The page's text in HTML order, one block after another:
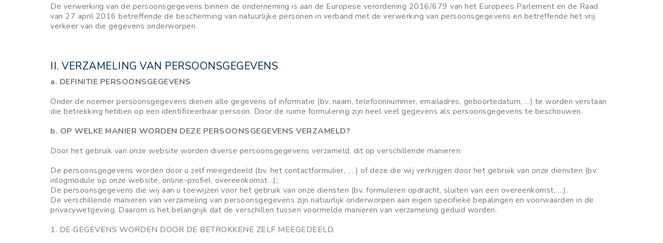
De verwerking van de persoonsgegevens binnen de onderneming is aan de Europese verordening 2016/679 van het Europees Parlement en de Raad
van 27 april 2016 betreffende de bescherming van natuurlijke personen in verband met de verwerking van persoonsgegevens en betreffende het vrij
verkeer van die gegevens onderworpen.
II. VERZAMELING VAN PERSOONSGEGEVENS
a. DEFINITIE PERSOONSGEGEVENS
Onder de noemer persoonsgegevens dienen alle gegevens of informatie (bv. naam, telefoonnummer, emailadres, geboortedatum, …) te worden verstaan
die betrekking hebben op een identificeerbaar persoon. Door de ruime formulering zijn heel veel gegevens als persoonsgegevens te beschouwen.
b. OP WELKE MANIER WORDEN DEZE PERSOONSGEGEVENS VERZAMELD?
Door het gebruik van onze website worden diverse persoonsgegevens verzameld, dit op verschillende manieren:
De persoonsgegevens worden door u zelf meegedeeld (bv. het contactformulier, … ) of deze die wij verkrijgen door het gebruik van onze diensten (bv.
inlogmodule op onze website, online-profiel, overeenkomst…);
De persoonsgegevens die wij aan u toewijzen voor het gebruik van onze diensten (bv. formuleren opdracht, sluiten van een overeenkomst, …).
De verschillende manieren van verzameling van persoonsgegevens zijn natuurlijk onderworpen aan eigen specifieke bepalingen en voorwaarden in de
privacywetgeving. Daarom is het belangrijk dat de verschillen tussen voormelde manieren van verzameling geduid worden.
1. DE GEGEVENS WORDEN DOOR DE BETROKKENE ZELF MEEGEDEELD.